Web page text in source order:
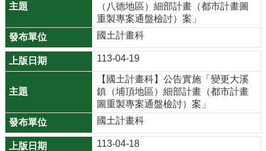
關
通
訊
錄
務
訊
便
（八德地區）細部計畫（都市計畫圖
重製專案通盤檢討）案」
國土計畫科
113-04-19
【國土計畫科】公告實施「變更大溪
鎮（埔頂地區）細部計畫（都市計畫
圖重製專案通盤檢討）案」
國土計畫科
113-04-18